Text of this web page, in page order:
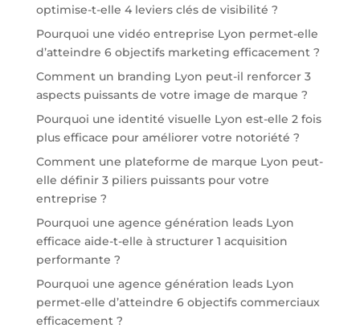
optimise-t-elle 4 leviers clés de visibilité ?
Pourquoi une vidéo entreprise Lyon permet-elle
d’atteindre 6 objectifs marketing efficacement ?
Comment un branding Lyon peut-il renforcer 3
aspects puissants de votre image de marque ?
Pourquoi une identité visuelle Lyon est-elle 2 fois
plus efficace pour améliorer votre notoriété ?
Comment une plateforme de marque Lyon peut-
elle définir 3 piliers puissants pour votre
entreprise ?
Pourquoi une agence génération leads Lyon
efficace aide-t-elle à structurer 1 acquisition
performante ?
Pourquoi une agence génération leads Lyon
permet-elle d’atteindre 6 objectifs commerciaux
efficacement ?